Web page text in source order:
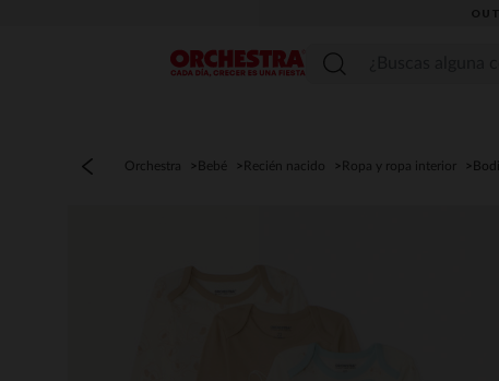
Menú
Orchestra Bebé Recién nacido Ropa y ropa interior